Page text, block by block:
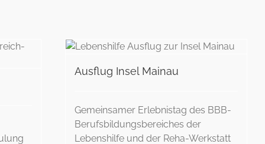
Ausflug Insel Mainau
Gemeinsamer Erlebnistag des BBB-
Berufsbildungsbereiches der
Lebenshilfe und der Reha-Werkstatt